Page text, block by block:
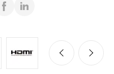
for multiple display
485 & RI/5V/12V)
485)